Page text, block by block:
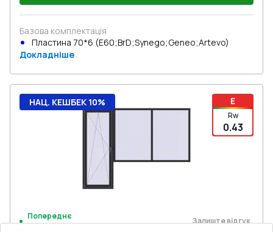
Базова комплектація
Пластина 70*6 (E60;BrD;Synego;Geneo;Artevo)
Докладніше
E
Rw
0.43
НАЦ. КЕШБЕК 10%
Попереднє
замовлення
Залиште відгук